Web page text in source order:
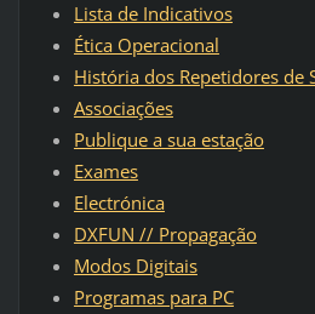
Lista de Indicativos
Ética Operacional
História dos Repetidores de
Associações
Publique a sua estação
Exames
Electrónica
DXFUN // Propagação
Modos Digitais
Programas para PC